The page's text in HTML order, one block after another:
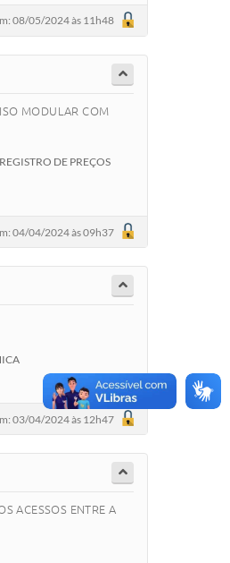
08/05/2024 às 11h48
MODULAR COM
DE PREÇOS
04/04/2024 às 09h37
03/04/2024 às 12h47
ACESSOS ENTRE A